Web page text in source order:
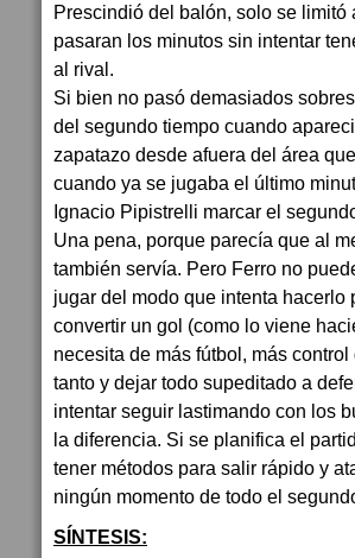
Prescindió del balón, solo se
pasaran los minutos sin intentar
al rival.
Si bien no pasó demasiados
del segundo tiempo cuando
zapatazo desde afuera del área
cuando ya se jugaba el último
Ignacio Pipistrelli marcar el
Una pena, porque parecía que al
también servía. Pero Ferro no
jugar del modo que intenta
convertir un gol (como lo viene
necesita de más fútbol, más
tanto y dejar todo supeditado a
intentar seguir lastimando con los
la diferencia. Si se planifica el
tener métodos para salir rápido y
ningún momento de todo el
SÍNTESIS: